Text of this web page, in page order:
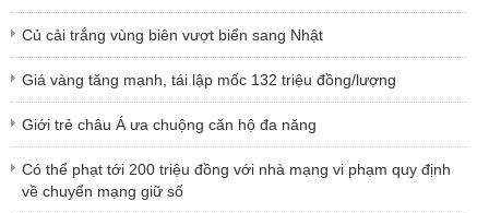
Củ cải trắng vùng biên vượt biển sang Nhật
Giá vàng tăng mạnh, tái lập mốc 132 triệu đồng/lượng
Giới trẻ châu Á ưa chuộng căn hộ đa năng
Có thể phạt tới 200 triệu đồng với nhà mạng vi phạm quy định
về chuyển mạng giữ số